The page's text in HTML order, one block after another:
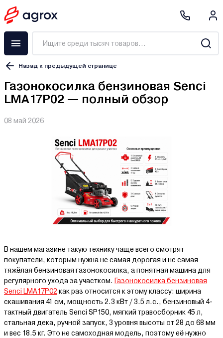
Назад к предыдущей странице
Газонокосилка бензиновая Senci
LMA17P02 — полный обзор
08 май 2026
В нашем магазине такую технику чаще всего смотрят
покупатели, которым нужна не самая дорогая и не самая
тяжёлая бензиновая газонокосилка, а понятная машина для
регулярного ухода за участком. Газонокосилка бензиновая
Senci LMA17P02 как раз относится к этому классу: ширина
скашивания 41 см, мощность 2.3 кВт / 3.5 л.с., бензиновый 4-
тактный двигатель Senci SP150, мягкий травосборник 45 л,
стальная дека, ручной запуск, 3 уровня высоты от 28 до 68 мм
и вес 18.5 кг. Это не самоходная модель, поэтому её нужно